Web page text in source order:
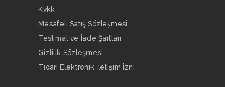
Kvkk
Mesafeli Satış Sözleşmesi
Teslimat ve İade Şartları
Gizlilik Sözleşmesi
Ticari Elektronik İletişim İzni